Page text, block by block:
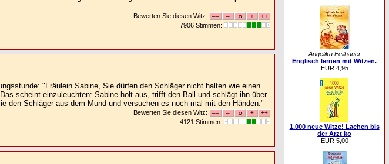
Bewerten Sie diesen Witz:
7906 Stimmen:
"Fräulein Sabine, Sie dürfen den Schläger nicht halten wie einen
scheint einzuleuchten: Sabine holt aus, trifft den Ball und schlägt ihn über
den Schläger aus dem Mund und versuchen es noch mal mit den Händen."
Bewerten Sie diesen Witz:
4121 Stimmen:
Angelika Feilhauer
Englisch lernen mit Witzen.
EUR 4,95
1.000 neue Witze! Lachen bis
der Arzt ko
EUR 5,00